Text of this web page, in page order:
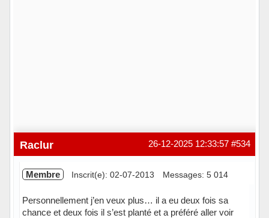
#534
26-12-2025 12:33:57
Raclur
Membre Inscrit(e): 02-07-2013 Messages: 5 014
Personnellement j’en veux plus… il a eu deux fois sa
chance et deux fois il s’est planté et a préféré aller voir